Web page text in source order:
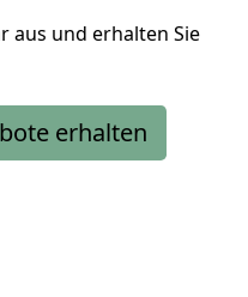
aus und erhalten Sie
erhalten